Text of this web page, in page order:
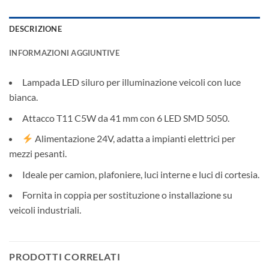
DESCRIZIONE
INFORMAZIONI AGGIUNTIVE
Lampada LED siluro per illuminazione veicoli con luce
bianca.
Attacco T11 C5W da 41 mm con 6 LED SMD 5050.
Alimentazione 24V, adatta a impianti elettrici per
mezzi pesanti.
Ideale per camion, plafoniere, luci interne e luci di cortesia.
Fornita in coppia per sostituzione o installazione su
veicoli industriali.
PRODOTTI CORRELATI